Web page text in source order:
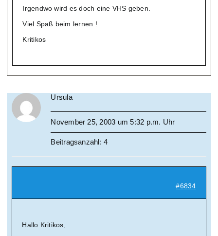
Irgendwo wird es doch eine VHS geben.
Viel Spaß beim lernen !
Kritikos
Ursula
November 25, 2003 um 5:32 p.m. Uhr
Beitragsanzahl: 4
#6834
Hallo Kritikos,